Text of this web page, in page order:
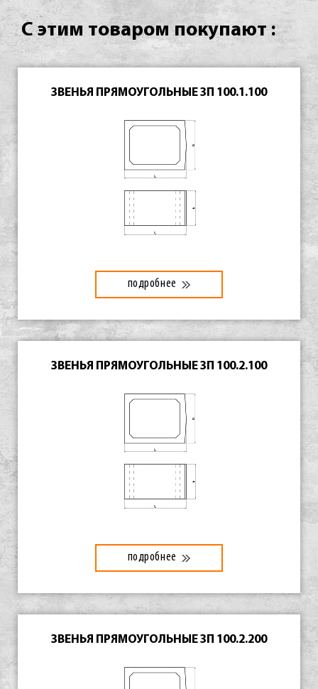
С этим товаром покупают :
ЗВЕНЬЯ ПРЯМОУГОЛЬНЫЕ ЗП 100.1.100
подробнее
ЗВЕНЬЯ ПРЯМОУГОЛЬНЫЕ ЗП 100.2.100
подробнее
ЗВЕНЬЯ ПРЯМОУГОЛЬНЫЕ ЗП 100.2.200